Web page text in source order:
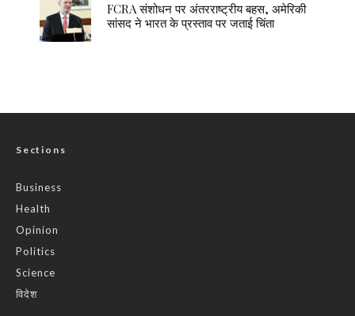
FCRA संशोधन पर अंतरराष्ट्रीय बहस, अमेरिकी
सांसद ने भारत के प्रस्ताव पर जताई चिंता
Sections
Business
Health
Opinion
Politics
Science
विदेश